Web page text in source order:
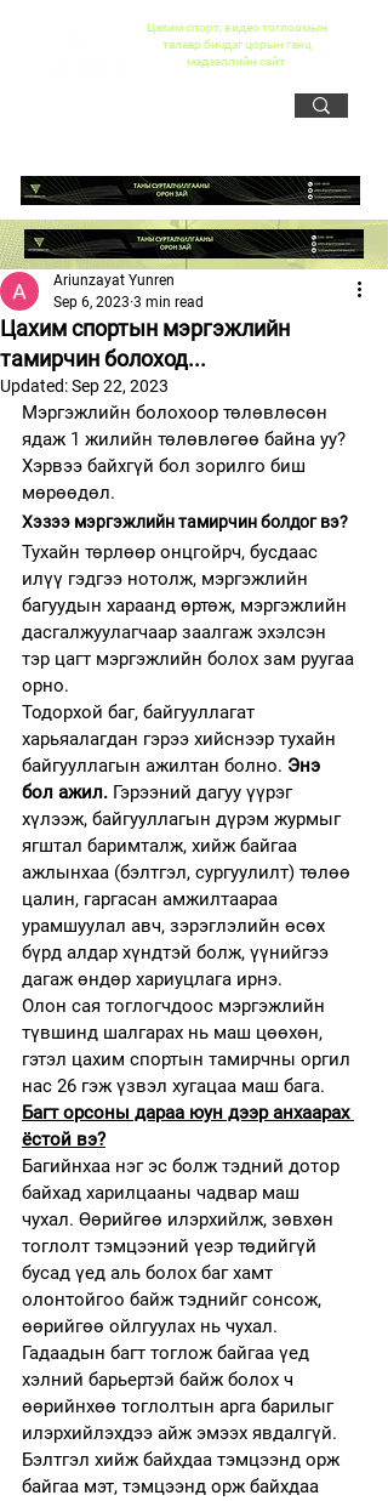
Цахим спорт, видео тоглоомын
талаар бичдэг цорын ганц
мэдээллийн сайт
Цахим спортын мэргэжлийн
тамирчин болоход...
Ariunzayat Yunren
Sep 6, 2023 3 min read
Updated:Sep 22, 2023
Мэргэжлийн болохоор төлөвлөсөн
ядаж 1 жилийн төлөвлөгөө байна уу?
Хэрвээ байхгүй бол зорилго биш
мөрөөдөл.
Хэзээ мэргэжлийн тамирчин болдог вэ?
Тухайн төрлөөр онцгойрч, бусдаас
илүү гэдгээ нотолж, мэргэжлийн
багуудын хараанд өртөж, мэргэжлийн
дасгалжуулагчаар заалгаж эхэлсэн
тэр цагт мэргэжлийн болох зам руугаа
орно.
Тодорхой баг, байгууллагат
харьяалагдан гэрээ хийснээр тухайн
байгууллагын ажилтан болно. Энэ
бол ажил. Гэрээний дагуу үүрэг
хүлээж, байгууллагын дүрэм журмыг
ягштал баримталж, хийж байгаа
ажлынхаа (бэлтгэл, сургуулилт) төлөө
цалин, гаргасан амжилтаараа
урамшуулал авч, зэрэглэлийн өсөх
бүрд алдар хүндтэй болж, үүнийгээ
дагаж өндөр хариуцлага ирнэ.
Олон сая тоглогчдоос мэргэжлийн
түвшинд шалгарах нь маш цөөхөн,
гэтэл цахим спортын тамирчны оргил
нас 26 гэж үзвэл хугацаа маш бага.
Багт орсоны дараа юун дээр анхаарах
ёстой вэ?
Багийнхаа нэг эс болж тэдний дотор
байхад харилцааны чадвар маш
чухал. Өөрийгөө илэрхийлж, зөвхөн
тоглолт тэмцээний үеэр төдийгүй
бусад үед аль болох баг хамт
олонтойгоо байж тэднийг сонсож,
өөрийгөө ойлгуулах нь чухал.
Гадаадын багт тоглож байгаа үед
хэлний барьертэй байж болох ч
өөрийнхөө тоглолтын арга барилыг
илэрхийлэхдээ айж эмээх явдалгүй.
Бэлтгэл хийж байхдаа тэмцээнд орж
байгаа мэт, тэмцээнд орж байхдаа